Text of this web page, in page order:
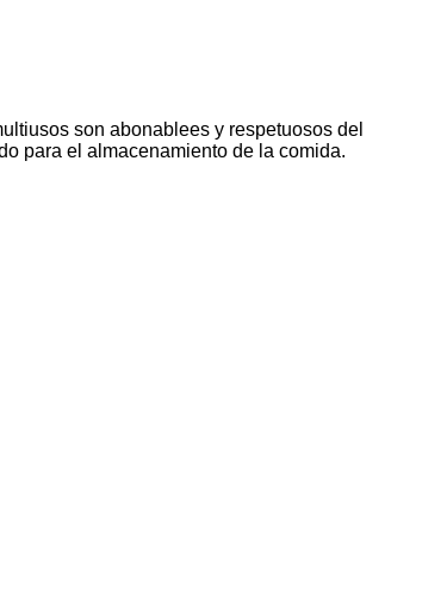
son abonablees y respetuosos del
para el almacenamiento de la comida.